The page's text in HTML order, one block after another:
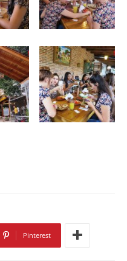
Pinterest